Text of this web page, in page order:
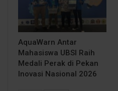
AquaWarn Antar
Mahasiswa UBSI Raih
Medali Perak di Pekan
Inovasi Nasional 2026